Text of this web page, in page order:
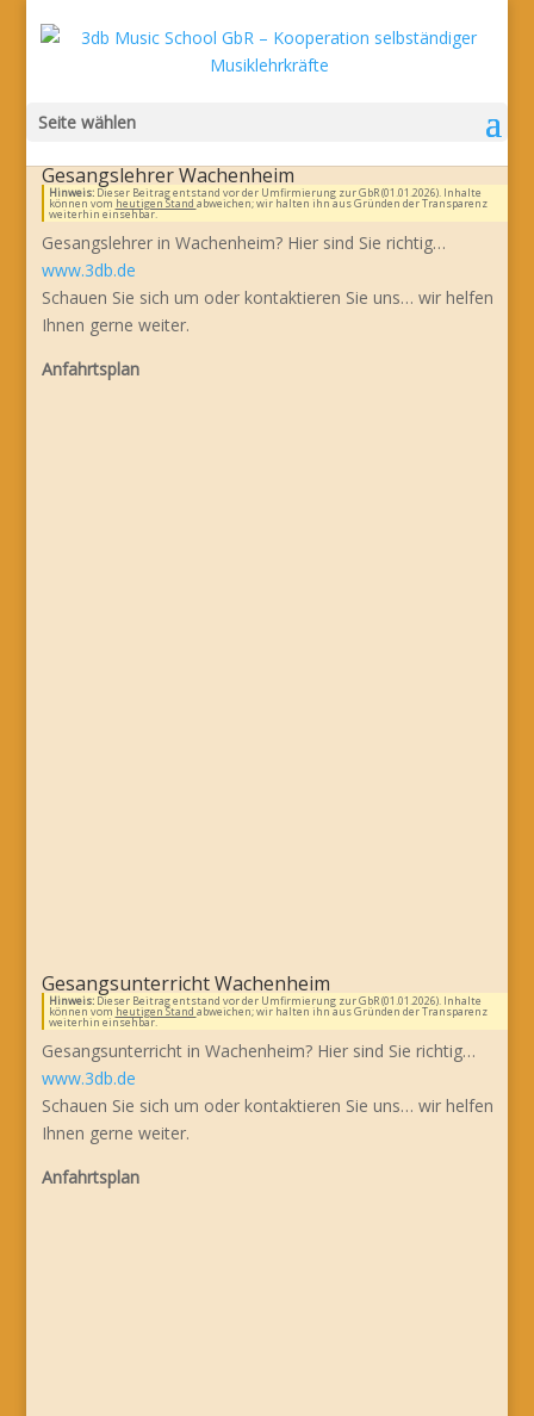
Seite wählen
Gesangslehrer Wachenheim
Hinweis:Dieser Beitrag entstand vor der Umfirmierung zur GbR (01.01.2026). Inhalte
können vom heutigen Stand abweichen; wir halten ihn aus Gründen der Transparenz
weiterhin einsehbar.
Gesangslehrer in Wachenheim? Hier sind Sie richtig…
www.3db.de
Schauen Sie sich um oder kontaktieren Sie uns… wir helfen
Ihnen gerne weiter.
Anfahrtsplan
Gesangsunterricht Wachenheim
Hinweis:Dieser Beitrag entstand vor der Umfirmierung zur GbR (01.01.2026). Inhalte
können vom heutigen Stand abweichen; wir halten ihn aus Gründen der Transparenz
weiterhin einsehbar.
Gesangsunterricht in Wachenheim? Hier sind Sie richtig…
www.3db.de
Schauen Sie sich um oder kontaktieren Sie uns… wir helfen
Ihnen gerne weiter.
Anfahrtsplan